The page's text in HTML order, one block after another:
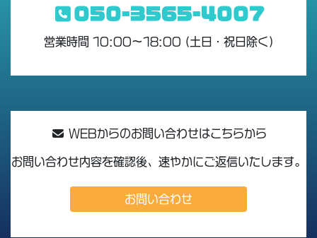
050-3565-4007
営業時間 10:00〜18:00 (土日・祝日除く)
WEBからのお問い合わせはこちらから
お問い合わせ内容を確認後、速やかにご返信いたします。
お問い合わせ